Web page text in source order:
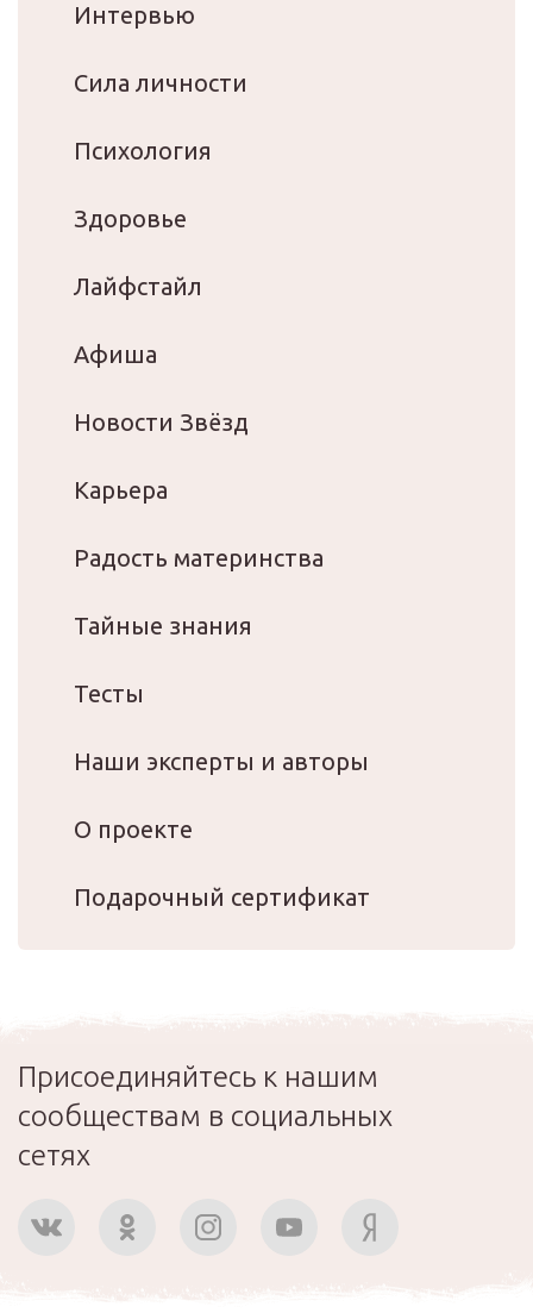
Интервью
Сила личности
Психология
Здоровье
Лайфстайл
Афиша
Новости Звёзд
Карьера
Радость материнства
Тайные знания
Тесты
Наши эксперты и авторы
О проекте
Подарочный сертификат
Присоединяйтесь к нашим
сообществам в социальных
сетях